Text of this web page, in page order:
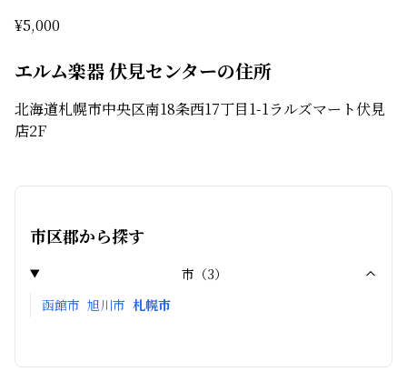
¥5,000
エルム楽器 伏見センターの住所
北海道札幌市中央区南18条西17丁目1-1ラルズマート伏見
店2F
市区郡から探す
市 （3）
函館市 旭川市 札幌市